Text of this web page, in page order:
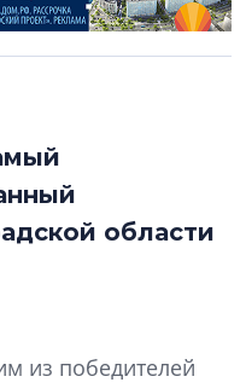
области
из победителей